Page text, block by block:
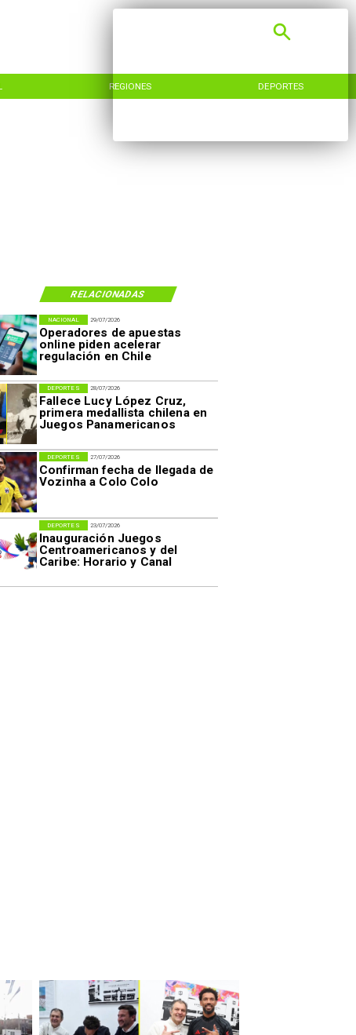
REGIONES DEPORTES
RELACIONADAS
29/07/2026
Operadores de apuestas
online piden acelerar
regulación en Chile
NACIONAL
28/07/2026
Fallece Lucy López Cruz,
primera medallista chilena en
Juegos Panamericanos
DEPORTES
27/07/2026
Confirman fecha de llegada de
Vozinha a Colo Colo
DEPORTES
23/07/2026
Inauguración Juegos
Centroamericanos y del
Caribe: Horario y Canal
DEPORTES